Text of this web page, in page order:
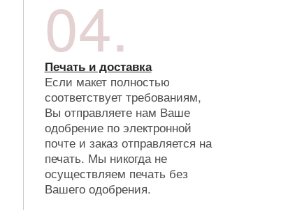
04.
Печать и доставка
Если макет полностью
соответствует требованиям,
Вы отправляете нам Ваше
одобрение по электронной
почте и заказ отправляется на
печать. Мы никогда не
осуществляем печать без
Вашего одобрения.